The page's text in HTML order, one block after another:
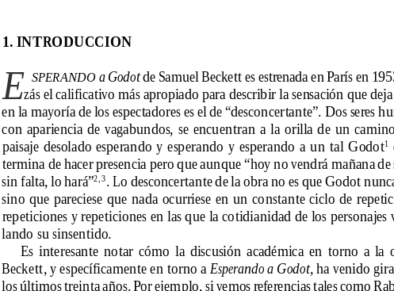
1. INTRODUCCION
E SPERANDO a Godot de Samuel Beckett es estrenada en París en
zás el calificativo más apropiado para describir la sensación que
en la mayoría de los espectadores es el de “desconcertante”. Dos seres
con  apariencia  de  vagabundos,  se  encuentran  a  la  orilla  de  un
paisaje  desolado  esperando  y  esperando  y  esperando  a  un  tal  Godot1
termina de hacer presencia pero que aunque “hoy no vendrá mañana de
sin falta, lo hará”2, 3. Lo desconcertante de la obra no es que Godot
sino que pareciese  que nada ocurriese en un constante ciclo de
repeticiones y repeticiones en las que la cotidianidad de los personajes
lando su sinsentido.
Es  interesante  notar  cómo  la  discusión  académica  en  torno  a  la
Beckett, y específicamente en torno a Esperando a Godot, ha venido
los últimos treinta años. Por ejemplo, si vemos referencias tales como